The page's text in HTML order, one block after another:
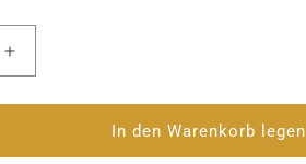
Erhöhe
die
Menge
Softdart
In den Warenkorb legen